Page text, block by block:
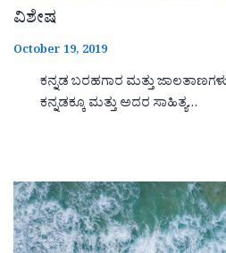
ವಿಶೇಷ
October 19, 2019
ಕನ್ನಡ ಬರಹಗಾರ ಮತ್ತು
ಕನ್ನಡಕ್ಕೂ ಮತ್ತು ಅದರ ಸಾಹಿತ್ಯ…